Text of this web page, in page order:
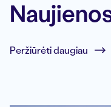
Peržiūrėti daugiau